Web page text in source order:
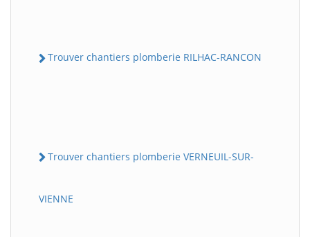
Trouver chantiers plomberie RILHAC-RANCON
Trouver chantiers plomberie VERNEUIL-SUR-
VIENNE